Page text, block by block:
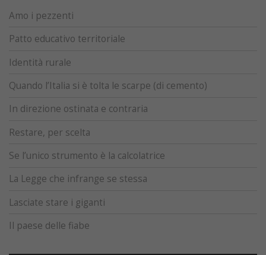
Amo i pezzenti
Patto educativo territoriale
Identità rurale
Quando l’Italia si è tolta le scarpe (di cemento)
In direzione ostinata e contraria
Restare, per scelta
Se l’unico strumento è la calcolatrice
La Legge che infrange se stessa
Lasciate stare i giganti
Il paese delle fiabe